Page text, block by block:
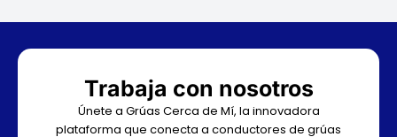
Trabaja con nosotros
Únete a Grúas Cerca de Mí, la innovadora
plataforma que conecta a conductores de grúas